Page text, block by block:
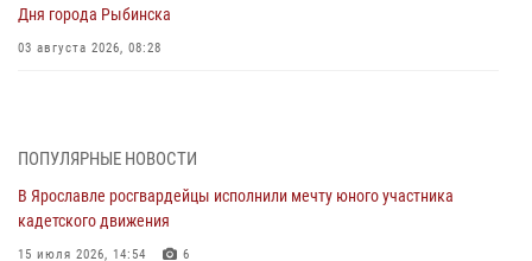
Дня города Рыбинска
03 августа 2026, 08:28
03 августа 2026, 07:24
Ярославские росгвардейцы за прошедшую неделю совершили
более 300 выездов по сигналам «тревога»
ПОПУЛЯРНЫЕ НОВОСТИ
В Ярославле росгвардейцы исполнили мечту юного участника
кадетского движения
15 июля 2026, 14:54 6